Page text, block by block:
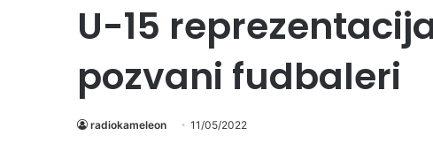
U-15
pozvani fudbaleri
radiokameleon 11/05/2022